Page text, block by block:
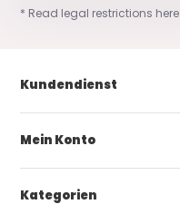
* Read legal restrictions here
Kundendienst
Mein Konto
Kategorien